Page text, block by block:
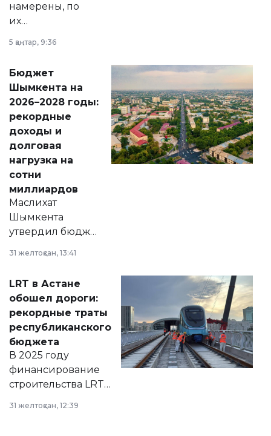
намерены, по
их
принести
народу
Венесуэлы.
5 қаңтар, 9:36
Бюджет
Шымкента на
2026–2028 годы:
рекордные
доходы и
долговая
нагрузка на
сотни
миллиардов
Маслихат
Шымкента
утвердил бюджет
2028 годы.
документ
появился в базе
нормативных
правовых актов и
на сайте маслихат
города.
31 желтоқсан, 13:41
LRT в Астане
обошел дороги:
рекордные траты
республиканского
бюджета
В 2025 году
финансирование
строительства LRT
республиканского
31 желтоқсан, 12:39